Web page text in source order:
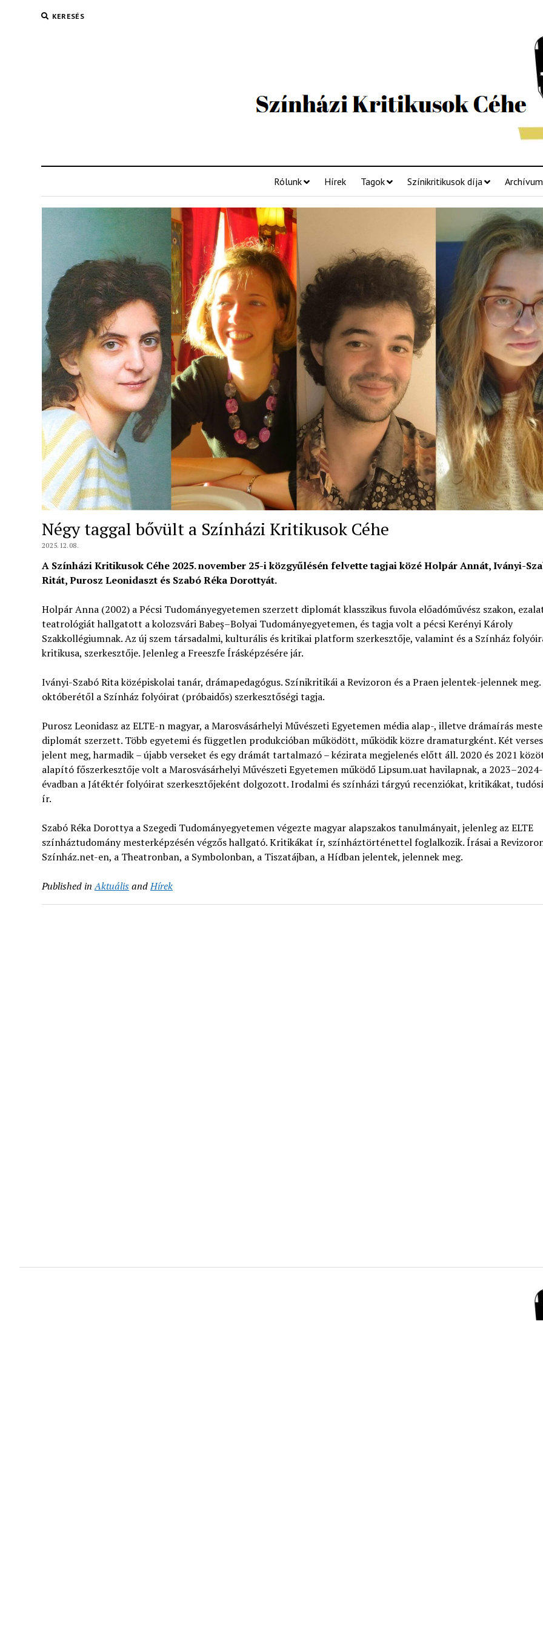
KERESÉS
Rólunk Hírek Tagok Színikritikusok díja Archívum
Négy taggal bővült a Színházi Kritikusok Céhe
2025.12.08.
A Színházi Kritikusok Céhe 2025. november 25-i közgyűlésén felvette tagjai közé Holpár Annát, Iványi-
Ritát, Purosz Leonidaszt és Szabó Réka Dorottyát.
Holpár Anna (2002) a Pécsi Tudományegyetemen szerzett diplomát klasszikus fuvola előadóművész szakon,
teatrológiát hallgatott a kolozsvári Babeș–Bolyai Tudományegyetemen, és tagja volt a pécsi Kerényi Károly
Szakkollégiumnak. Az új szem társadalmi, kulturális és kritikai platform szerkesztője, valamint és a Színház
kritikusa, szerkesztője. Jelenleg a Freeszfe Írásképzésére jár.
Iványi-Szabó Rita középiskolai tanár, drámapedagógus. Színikritikái a Revizoron és a Praen jelentek-jelennek
októberétől a Színház folyóirat (próbaidős) szerkesztőségi tagja.
Purosz Leonidasz az ELTE-n magyar, a Marosvásárhelyi Művészeti Egyetemen média alap-, illetve drámaírás
diplomát szerzett. Több egyetemi és független produkcióban működött, működik közre dramaturgként. Két
jelent meg, harmadik – újabb verseket és egy drámát tartalmazó – kézirata megjelenés előtt áll. 2020 és 2021
alapító főszerkesztője volt a Marosvásárhelyi Művészeti Egyetemen működő Lipsum.uat havilapnak, a
évadban a Játéktér folyóirat szerkesztőjeként dolgozott. Irodalmi és színházi tárgyú recenziókat, kritikákat,
ír.
Szabó Réka Dorottya a Szegedi Tudományegyetemen végezte magyar alapszakos tanulmányait, jelenleg az ELTE
színháztudomány mesterképzésén végzős hallgató. Kritikákat ír, színháztörténettel foglalkozik. Írásai a
Színház.net-en, a Theatronban, a Symbolonban, a Tiszatájban, a Hídban jelentek, jelennek meg.
Published in AktuálisandHírek